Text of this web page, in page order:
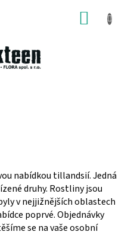
nabídkou tillandsií. Jedná
druhy. Rostliny jsou
v nejjižnějších oblastech
poprvé. Objednávky
se na vaše osobní